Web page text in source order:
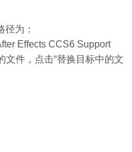
为：
Effects CCS6 Support
文件，点击“替换目标中的文